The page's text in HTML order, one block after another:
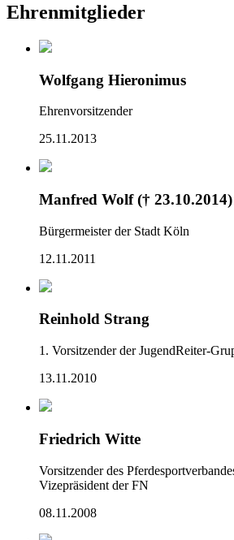
Ehrenmitglieder
Wolfgang Hieronimus
Ehrenvorsitzender
25.11.2013
Manfred Wolf († 23.10.2014)
Bürgermeister der Stadt Köln
12.11.2011
Reinhold Strang
1. Vorsitzender der JugendReiter-
13.11.2010
Friedrich Witte
Vorsitzender des
Vizepräsident der FN
08.11.2008